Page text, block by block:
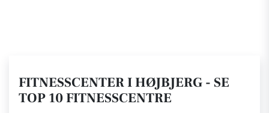
FITNESSCENTER I HØJBJERG - SE
TOP 10 FITNESSCENTRE